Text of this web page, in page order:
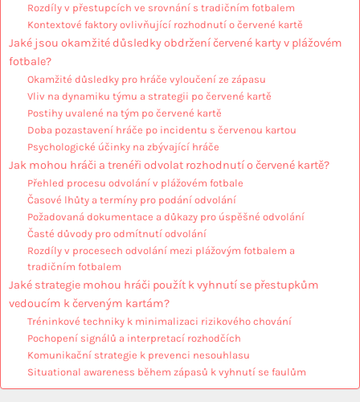
Rozdíly v přestupcích ve srovnání s tradičním fotbalem
Kontextové faktory ovlivňující rozhodnutí o červené kartě
Jaké jsou okamžité důsledky obdržení červené karty v plážovém
fotbale?
Okamžité důsledky pro hráče vyloučení ze zápasu
Vliv na dynamiku týmu a strategii po červené kartě
Postihy uvalené na tým po červené kartě
Doba pozastavení hráče po incidentu s červenou kartou
Psychologické účinky na zbývající hráče
Jak mohou hráči a trenéři odvolat rozhodnutí o červené kartě?
Přehled procesu odvolání v plážovém fotbale
Časové lhůty a termíny pro podání odvolání
Požadovaná dokumentace a důkazy pro úspěšné odvolání
Časté důvody pro odmítnutí odvolání
Rozdíly v procesech odvolání mezi plážovým fotbalem a
tradičním fotbalem
Jaké strategie mohou hráči použít k vyhnutí se přestupkům
vedoucím k červeným kartám?
Tréninkové techniky k minimalizaci rizikového chování
Pochopení signálů a interpretací rozhodčích
Komunikační strategie k prevenci nesouhlasu
Situational awareness během zápasů k vyhnutí se faulům